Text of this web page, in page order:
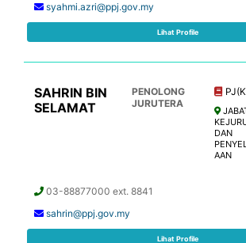
syahmi.azri@ppj.gov.my
Lihat Profile
SAHRIN BIN
SELAMAT
PENOLONG
JURUTERA
DAN
AAN
03-88877000 ext. 8841
sahrin@ppj.gov.my
Lihat Profile